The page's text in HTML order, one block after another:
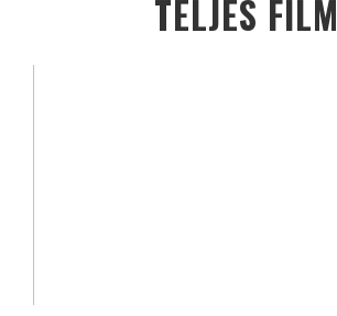
TELJES FILM